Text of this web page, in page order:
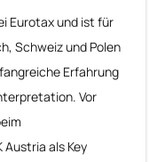
Eurotax und ist für
Schweiz und Polen
Erfahrung
Vor
als Key